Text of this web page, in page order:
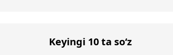
Keyingi 10 ta so‘z